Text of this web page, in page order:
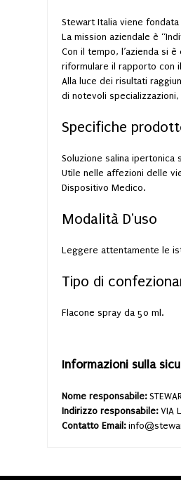
Stewart Italia viene
La mission aziendale è
Con il tempo, l’azienda si
riformulare il rapporto con
Alla luce dei risultati
di notevoli
Specifiche
Soluzione salina ipertonica
Utile nelle affezioni delle
Dispositivo Medico.
Modalità D'uso
Leggere attentamente le
Tipo di
Flacone spray da 50 ml.
Informazioni sulla
Nome responsabile:
Indirizzo responsabile: VIA
Contatto Email: